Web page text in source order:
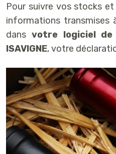
Pour suivre vos stocks
informations transmises
dans votre logiciel de
ISAVIGNE, votre